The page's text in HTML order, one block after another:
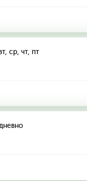
ср, чт, пт